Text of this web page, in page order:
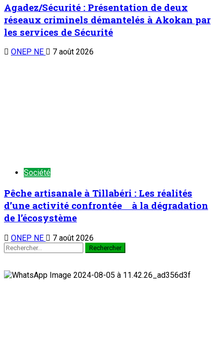
Agadez/Sécurité : Présentation de deux
réseaux criminels démantelés à Akokan par
les services de Sécurité
ONEP NE 7 août 2026
Société
Pêche artisanale à Tillabéri : Les réalités
d’une activité confrontée à la dégradation
de l’écosystème
ONEP NE 7 août 2026